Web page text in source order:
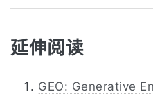
延伸阅读
GEO: Generative